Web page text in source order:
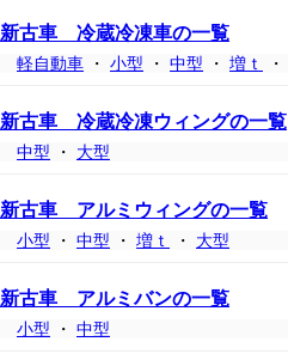
新古車 冷蔵冷凍車の一覧
軽自動車 ・ 小型 ・ 中型 ・ 増ｔ ・
新古車 冷蔵冷凍ウィングの一覧
中型 ・ 大型
新古車 アルミウィングの一覧
小型 ・ 中型 ・ 増ｔ ・ 大型
新古車 アルミバンの一覧
小型 ・ 中型